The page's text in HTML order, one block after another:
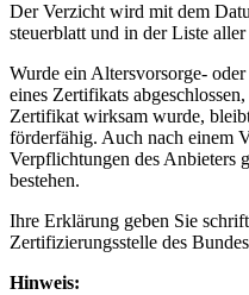
Der Verzicht wird mit dem
steuerblatt und in der Liste
Wurde ein Altersvorsorge-
eines Zertifikats
Zertifikat wirksam wurde,
förderfähig. Auch nach einem
Verpflichtungen des Anbieters
bestehen.
Ihre Erklärung geben Sie
Zertifizierungsstelle des
Hinweis: